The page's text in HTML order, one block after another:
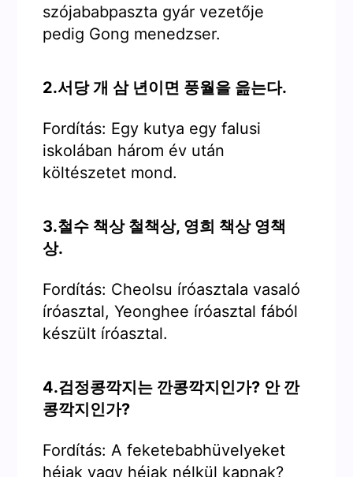
szójababpaszta gyár vezetője
pedig Gong menedzser.
2.서당 개 삼 년이면 풍월을 읊는다.
Fordítás: Egy kutya egy falusi
iskolában három év után
költészetet mond.
3.철수 책상 철책상, 영희 책상 영책
상.
Fordítás: Cheolsu íróasztala vasaló
íróasztal, Yeonghee íróasztal fából
készült íróasztal.
4.검정콩깍지는 깐콩깍지인가? 안 깐
콩깍지인가?
Fordítás: A feketebabhüvelyeket
héjak vagy héjak nélkül kapnak?